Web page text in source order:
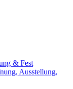
& Fest
Ausstellung,